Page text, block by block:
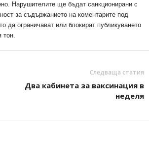
Нарушителите ще бъдат санкционирани с
за съдържанието на коментарите под
да ограничават или блокират публикуването
тон.
Следваща статия
Два кабинета за ваксинация в
неделя